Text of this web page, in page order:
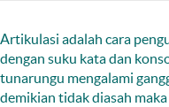
Artikulasi adalah cara
dengan suku kata dan
tunarungu mengalami
demikian tidak diasah